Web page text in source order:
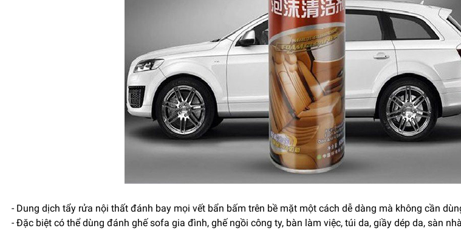
- Dung dịch tẩy rửa nội thất đánh bay mọi vết bẩn bấm trên bề mặt một cách dễ dàng mà không cần
- Đặc biệt có thể dùng đánh ghế sofa gia đình, ghế ngồi công ty, bàn làm việc, túi da, giầy dép da, sàn